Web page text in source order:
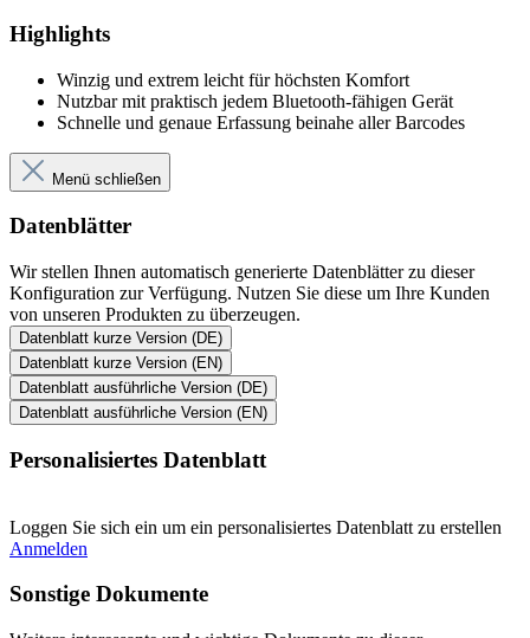
Highlights
Winzig und extrem leicht für höchsten Komfort
Nutzbar mit praktisch jedem Bluetooth-fähigen Gerät
Schnelle und genaue Erfassung beinahe aller Barcodes
Menü schließen
Datenblätter
Wir stellen Ihnen automatisch generierte Datenblätter zu dieser
Konfiguration zur Verfügung. Nutzen Sie diese um Ihre Kunden
von unseren Produkten zu überzeugen.
Datenblatt kurze Version (DE)
Datenblatt kurze Version (EN)
Datenblatt ausführliche Version (DE)
Datenblatt ausführliche Version (EN)
Personalisiertes Datenblatt
Loggen Sie sich ein um ein personalisiertes Datenblatt zu erstellen
Anmelden
Sonstige Dokumente